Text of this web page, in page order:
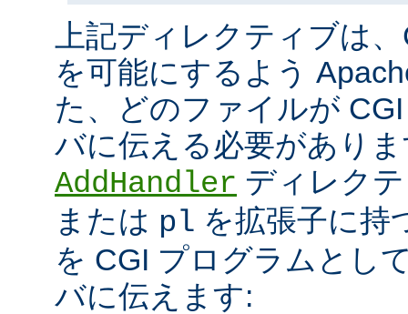
上記ディレクティブは
を可能にするよう
た、どのファイルが
バに伝える必要があり
AddHandler ディレク
または pl を拡張子に持
を CGI プログラムとし
バに伝えます: